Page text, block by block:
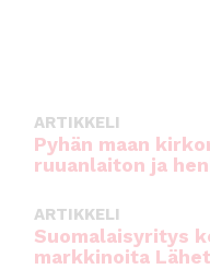
o
o
k
p
ARTIKKELI
Pyhän maan
ruuanlaiton ja
ARTIKKELI
Suomalaisyritys
markkinoita